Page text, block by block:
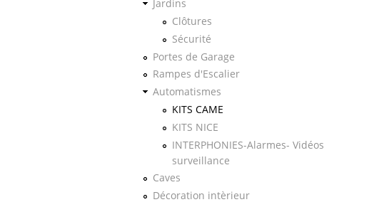
Jardins
Clôtures
Sécurité
Portes de Garage
Rampes d'Escalier
Automatismes
KITS CAME
KITS NICE
INTERPHONIES-Alarmes- Vidéos
surveillance
Caves
Décoration intèrieur